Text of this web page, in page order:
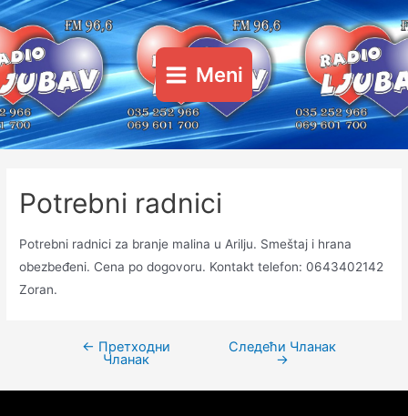
Пређи
на
садржај
Main
Menu
Meni
Potrebni radnici
Potrebni radnici za branje malina u Arilju. Smeštaj i hrana
obezbeđeni. Cena po dogovoru. Kontakt telefon: 0643402142
Zoran.
Кретање
← Претходни
Чланак
Следећи Чланак
→